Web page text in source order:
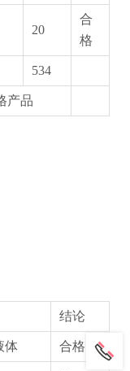
20
合
格
534
产品
结论
体 合格